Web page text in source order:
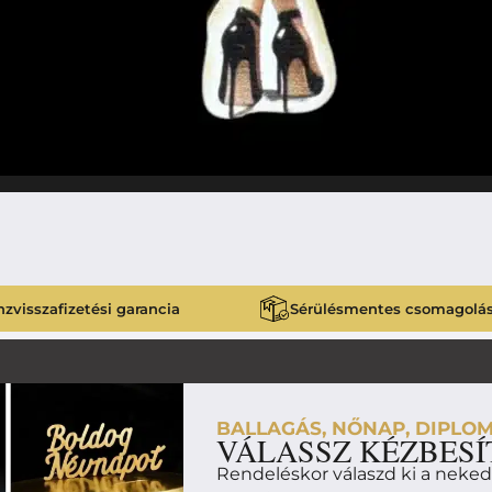
garancia Sérülésmentes
BALLAGÁS, NŐNAP,
VÁLASSZ
Rendeléskor válaszd ki a